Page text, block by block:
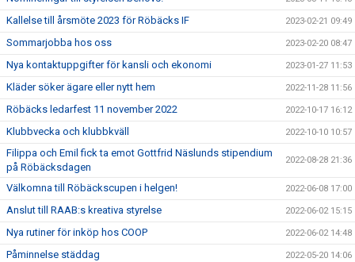
Kallelse till årsmöte 2023 för Röbäcks IF 2023-02-21 09:49
Sommarjobba hos oss 2023-02-20 08:47
Nya kontaktuppgifter för kansli och ekonomi 2023-01-27 11:53
Kläder söker ägare eller nytt hem 2022-11-28 11:56
Röbäcks ledarfest 11 november 2022 2022-10-17 16:12
Klubbvecka och klubbkväll 2022-10-10 10:57
Filippa och Emil fick ta emot Gottfrid Näslunds stipendium
på Röbäcksdagen
2022-08-28 21:36
Välkomna till Röbäckscupen i helgen! 2022-06-08 17:00
Anslut till RAAB:s kreativa styrelse 2022-06-02 15:15
Nya rutiner för inköp hos COOP 2022-06-02 14:48
Påminnelse städdag 2022-05-20 14:06